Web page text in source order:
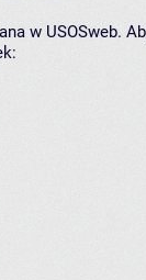
w USOSweb.